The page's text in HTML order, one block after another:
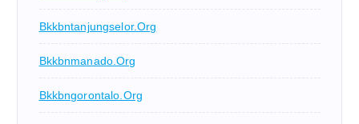
Bkkbntanjungselor.org
Bkkbnmanado.org
Bkkbngorontalo.org